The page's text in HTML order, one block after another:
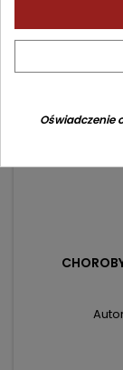
Oświadczenie